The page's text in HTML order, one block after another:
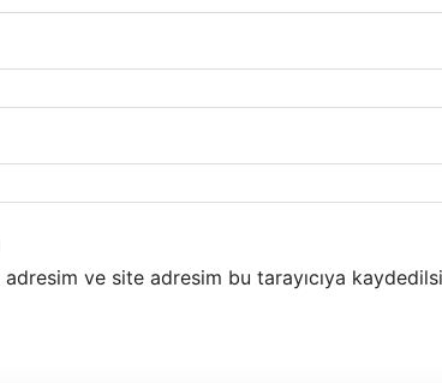
ve site adresim bu tarayıcıya